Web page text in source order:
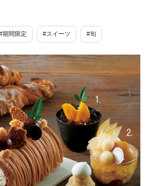
期間限定 #スイーツ #旬